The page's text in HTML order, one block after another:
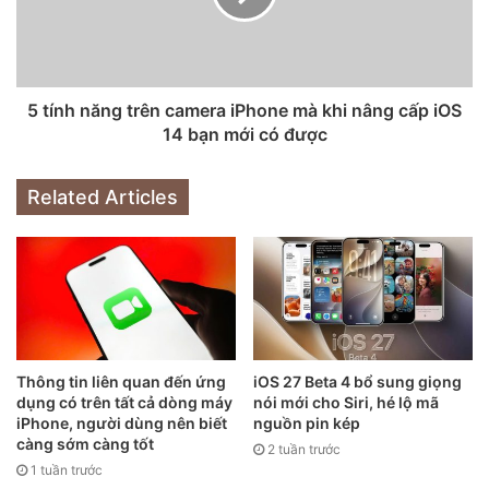
nghệ khác, trong đó có Neural Engine (bộ vi xử lý thần
Engine lên 16, gấp đôi so với A13 Bionic. Việc tăng số lõi sẽ
giúp khả năng xử lý các tác vụ AI, nhận diện khuôn mặt,
thực tế tăng cường (AR)… tốt hơn rất nhiều so với hiện tại.
Sau khi có mặt trên iPad Air 2020, khả năng rất cao A14
Bionic sẽ được tích hợp lên loạt iPhone 12. Nếu điều này
thành sự thật, iPhone 12 sẽ là những smartphone đầu tiên
trên thế giới dùng chip 5nm. Tất nhiên, loạt thiết bị này
cũng sẽ thừa hưởng toàn bộ sức mạnh mà A14 Bionic mang
5 tính năng trên camera iPhone mà khi nâng cấp iOS
14 bạn mới có được
Related Articles
Thông tin liên quan đến ứng
dụng có trên tất cả dòng máy
iPhone, người dùng nên biết
càng sớm càng tốt
1 tuần trước
iOS 27 Beta 4 bổ sung giọng
nói mới cho Siri, hé lộ mã
nguồn pin kép
2 tuần trước